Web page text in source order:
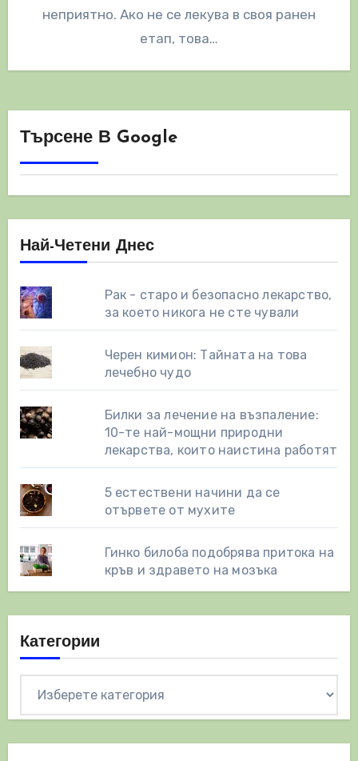
неприятно. Ако не се лекува в своя ранен
етап, това…
Търсене В Google
Най-Четени Днес
Рак - старо и безопасно лекарство,
за което никога не сте чували
Черен кимион: Тайната на това
лечебно чудо
Билки за лечение на възпаление:
10-те най-мощни природни
лекарства, които наистина работят
5 естествени начини да се
отървете от мухите
Гинко билоба подобрява притока на
кръв и здравето на мозъка
Категории